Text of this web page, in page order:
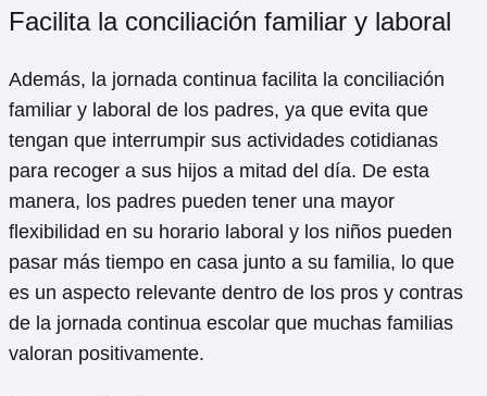
Facilita la conciliación familiar y laboral
Además, la jornada continua facilita la conciliación
familiar y laboral de los padres, ya que evita que
tengan que interrumpir sus actividades cotidianas
para recoger a sus hijos a mitad del día. De esta
manera, los padres pueden tener una mayor
flexibilidad en su horario laboral y los niños pueden
pasar más tiempo en casa junto a su familia, lo que
es un aspecto relevante dentro de los pros y contras
de la jornada continua escolar que muchas familias
valoran positivamente.